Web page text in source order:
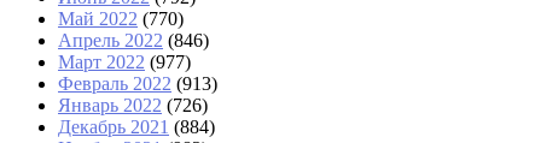
Май 2022 (770)
Апрель 2022 (846)
Март 2022 (977)
Февраль 2022 (913)
Январь 2022 (726)
Декабрь 2021 (884)